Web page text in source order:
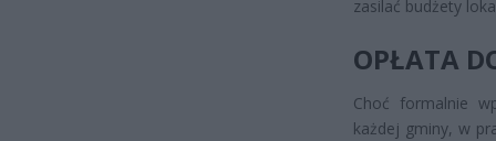
zasilać budżety
OPŁATA
Choć formalnie
każdej gminy, w